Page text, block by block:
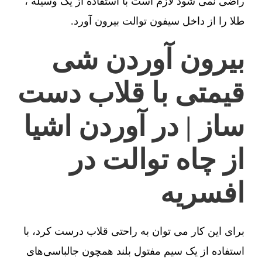
طلا را از داخل سیفون توالت بیرون آورد.
بیرون آوردن شی
قیمتی با قلاب دست
ساز | در آوردن اشیا
از چاه توالت در
افسریه
برای این کار می توان به راحتی قلاب درست کرد، با
استفاده از یک سیم مفتول بلند همچون جالباسی‌های